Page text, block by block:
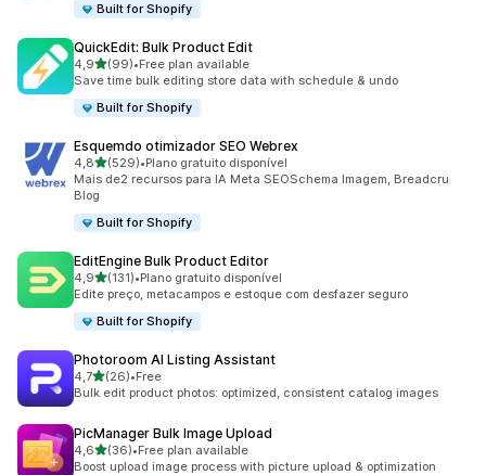
Built for Shopify
QuickEdit: Bulk Product Edit
4,9de 5 estrelas
(99)
99 total de avaliações
•Free plan available
Save time bulk editing store data with schedule & undo
Built for Shopify
Esquemdo otimizador SEO Webrex
4,8de 5 estrelas
(529)
529 total de avaliações
•Plano gratuito disponível
Mais de2 recursos para IA Meta SEOSchema Imagem, Breadcru
BIog
Built for Shopify
EditEngine Bulk Product Editor
4,9de 5 estrelas
(131)
131 total de avaliações
•Plano gratuito disponível
Edite preço, metacampos e estoque com desfazer seguro
Built for Shopify
Photoroom AI Listing Assistant
4,7de 5 estrelas
(26)
26 total de avaliações
•Free
Bulk edit product photos: optimized, consistent catalog images
PicManager Bulk Image Upload
4,6de 5 estrelas
(36)
36 total de avaliações
•Free plan available
Boost upload image process with picture upload & optimization